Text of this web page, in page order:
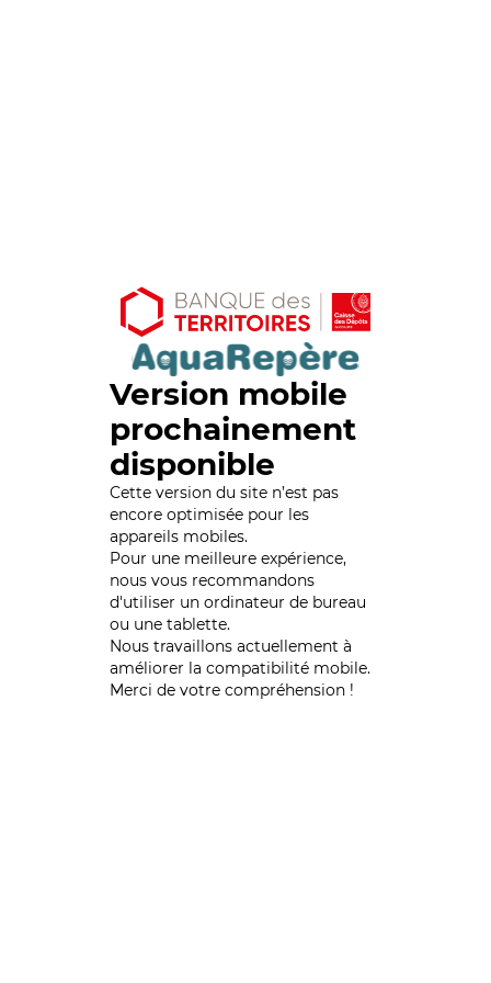
Version mobile
prochainement
disponible
Cette version du site n’est pas
encore optimisée pour les
appareils mobiles.
Pour une meilleure expérience,
nous vous recommandons
d'utiliser un ordinateur de bureau
ou une tablette.
Nous travaillons actuellement à
améliorer la compatibilité mobile.
Merci de votre compréhension !